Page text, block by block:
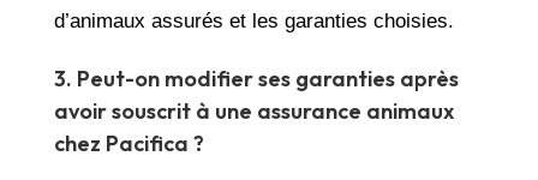
d’animaux assurés et les garanties choisies.
3. Peut-on modifier ses garanties après
avoir souscrit à une assurance animaux
chez Pacifica ?